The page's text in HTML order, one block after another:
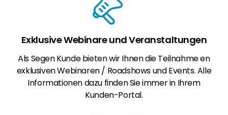
Exklusive Webinare und Veranstaltungen
Als Segen Kunde bieten wir Ihnen die Teilnahme en
exklusiven Webinaren / Roadshows und Events. Alle
Informationen dazu finden Sie immer in Ihrem
Kunden-Portal.